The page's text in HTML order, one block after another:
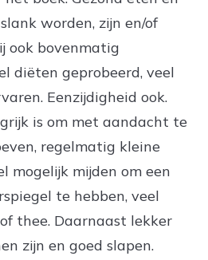
worden, zijn en/of
ook bovenmatig
diëten geprobeerd, veel
Eenzijdigheid ook.
is om met aandacht te
regelmatig kleine
mogelijk mijden om een
te hebben, veel
thee. Daarnaast lekker
zijn en goed slapen.